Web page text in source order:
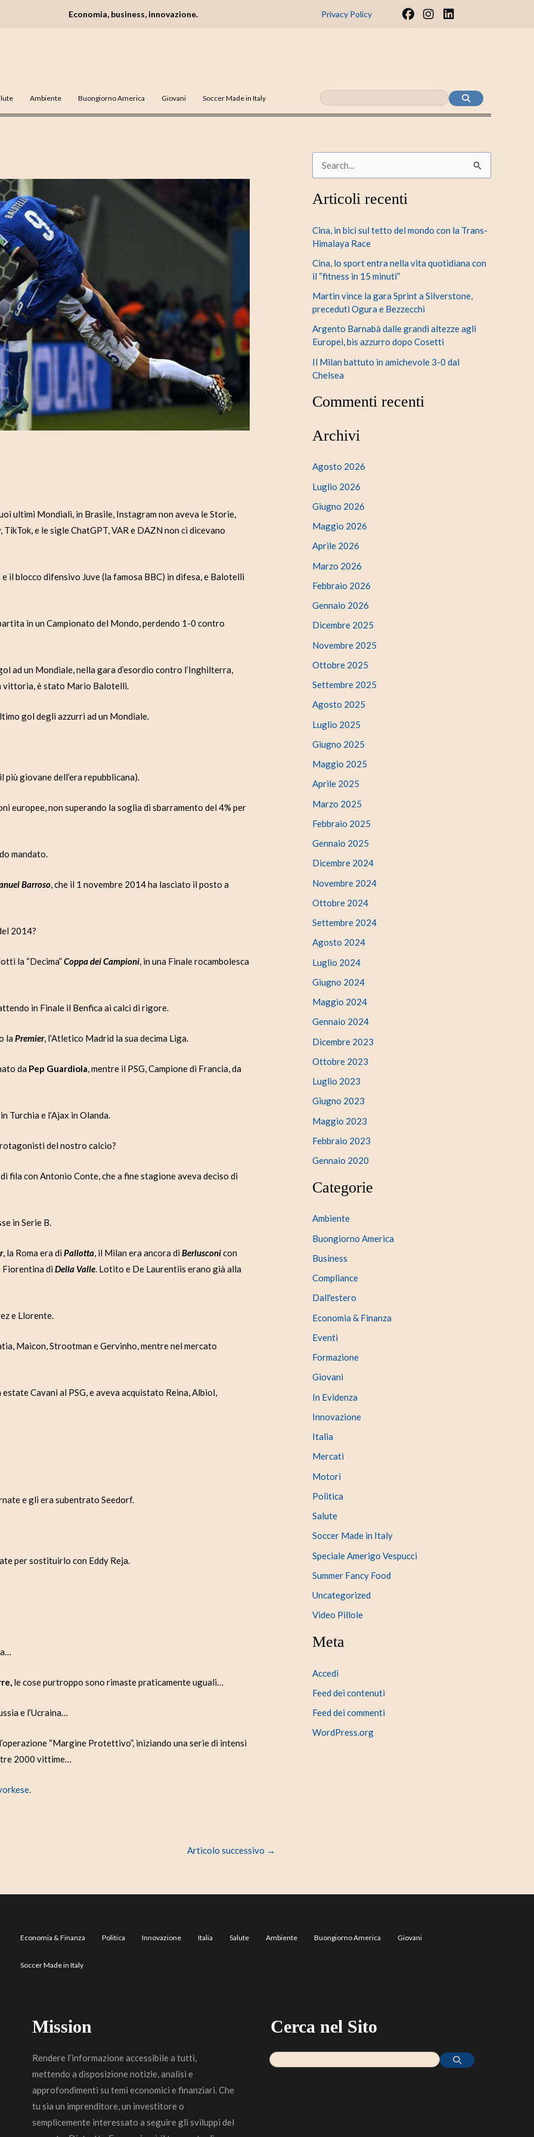
Economia, business, innovazione. Privacy Policy
F
I
m
L
n
Ambiente Buongiorno America Giovani Soccer Made in Italy
ultimi Mondiali, in Brasile, Instagram non aveva le Storie,
e le sigle ChatGPT, VAR e DAZN non ci dicevano
il blocco difensivo Juve (la famosa BBC) in difesa, e Balotelli
in un Campionato del Mondo, perdendo 1-0 contro
ad un Mondiale, nella gara d’esordio contro l’Inghilterra,
vittoria, è stato Mario Balotelli.
gol degli azzurri ad un Mondiale.
più giovane dell’era repubblicana).
europee, non superando la soglia di sbarramento del 4% per
mandato.
Barroso, che il 1 novembre 2014 ha lasciato il posto a
2014?
la “Decima”Coppa dei Campioni, in una Finale rocambolesca
in Finale il Benfica ai calci di rigore.
la Premier, l’Atletico Madrid la sua decima Liga.
da Pep Guardiola, mentre il PSG, Campione di Francia, da
Turchia e l’Ajax in Olanda.
del nostro calcio?
fila con Antonio Conte, che a fine stagione aveva deciso di
in Serie B.
, la Roma era di Pallotta, il Milan era ancora di Berlusconicon
Fiorentina di Della Valle. Lotito e De Laurentiis erano già alla
e Llorente.
Maicon, Strootman e Gervinho, mentre nel mercato
Cavani al PSG, e aveva acquistato Reina, Albiol,
e gli era subentrato Seedorf.
per sostituirlo con Eddy Reja.
le cose purtroppo sono rimaste praticamente uguali…
e l’Ucraina…
“Margine Protettivo”, iniziando una serie di intensi
2000 vittime…
.
Articolo successivo →
r
a
Articoli recenti
Cina, in bici sul tetto del mondo con la Trans-
Himalaya Race
Cina, lo sport entra nella vita quotidiana con
il “fitness in 15 minuti”
Martin vince la gara Sprint a Silverstone,
preceduti Ogura e Bezzecchi
Argento Barnabà dalle grandi altezze agli
Europei, bis azzurro dopo Cosetti
Il Milan battuto in amichevole 3-0 dal
Chelsea
Commenti recenti
Archivi
Agosto 2026
Luglio 2026
Giugno 2026
Maggio 2026
Aprile 2026
Marzo 2026
Febbraio 2026
Gennaio 2026
Dicembre 2025
Novembre 2025
Ottobre 2025
Settembre 2025
Agosto 2025
Luglio 2025
Giugno 2025
Maggio 2025
Aprile 2025
Marzo 2025
Febbraio 2025
Gennaio 2025
Dicembre 2024
Novembre 2024
Ottobre 2024
Settembre 2024
Agosto 2024
Luglio 2024
Giugno 2024
Maggio 2024
Gennaio 2024
Dicembre 2023
Ottobre 2023
Luglio 2023
Giugno 2023
Maggio 2023
Febbraio 2023
Gennaio 2020
Categorie
Ambiente
Buongiorno America
Business
Compliance
Dall'estero
Economia & Finanza
Eventi
Formazione
Giovani
In Evidenza
Innovazione
Italia
Mercati
Motori
Politica
Salute
Soccer Made in Italy
Speciale Amerigo Vespucci
Summer Fancy Food
Uncategorized
Video Pillole
Meta
Accedi
Feed dei contenuti
Feed dei commenti
WordPress.org
Economia & Finanza Politica Innovazione Italia Salute Ambiente Buongiorno America Giovani
Soccer Made in Italy
Mission
Rendere l’informazione accessibile a tutti,
mettendo a disposizione notizie, analisi e
approfondimenti su temi economici e finanziari. Che
tu sia un imprenditore, un investitore o
semplicemente interessato a seguire gli sviluppi del
Cerca nel Sito